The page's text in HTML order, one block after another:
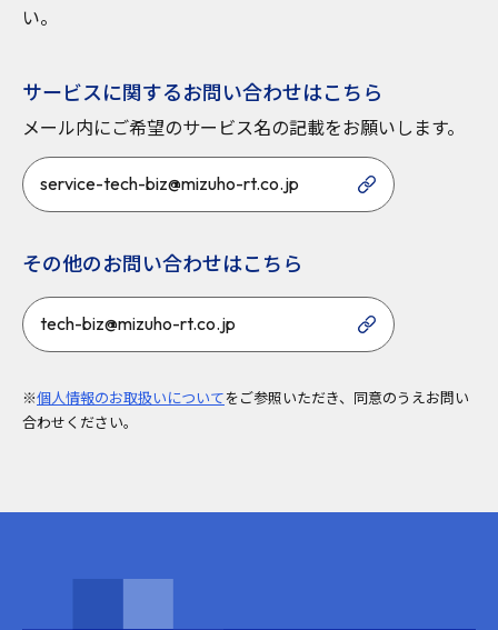
い。
サービスに関するお問い合わせはこちら
メール内にご希望のサービス名の記載をお願いします。
service-tech-biz@mizuho-rt.co.jp
その他のお問い合わせはこちら
tech-biz@mizuho-rt.co.jp
※個人情報のお取扱いについてをご参照いただき、同意のうえお問い
合わせください。